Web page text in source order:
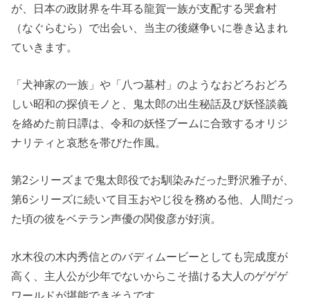
が、日本の政財界を牛耳る龍賀一族が支配する哭倉村
（なぐらむら）で出会い、当主の後継争いに巻き込まれ
ていきます。
「犬神家の一族」や「八つ墓村」のようなおどろおどろ
しい昭和の探偵モノと、鬼太郎の出生秘話及び妖怪談義
を絡めた前日譚は、令和の妖怪ブームに合致するオリジ
ナリティと哀愁を帯びた作風。
第2シリーズまで鬼太郎役でお馴染みだった野沢雅子が、
第6シリーズに続いて目玉おやじ役を務める他、人間だっ
た頃の彼をベテラン声優の関俊彦が好演。
水木役の木内秀信とのバディムービーとしても完成度が
高く、主人公が少年でないからこそ描ける大人のゲゲゲ
ワールドが堪能できそうです。